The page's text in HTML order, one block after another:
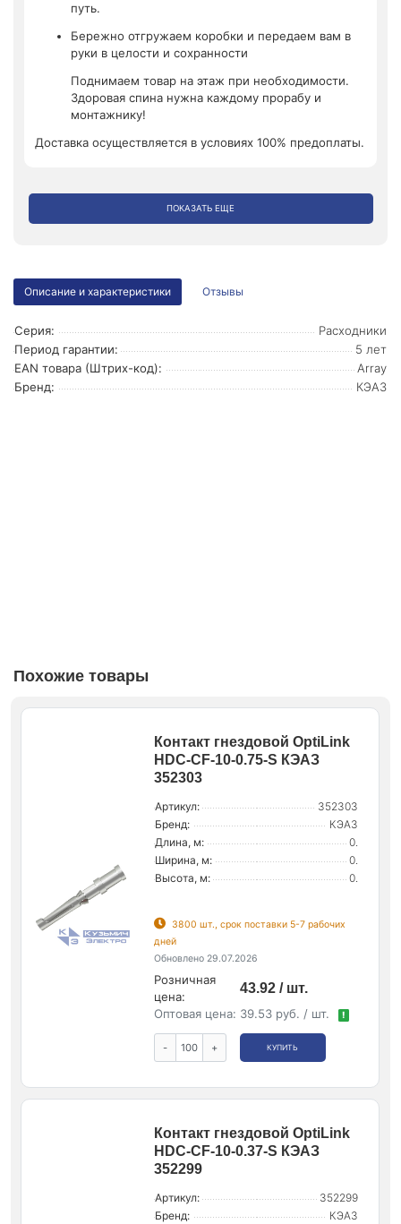
путь.
Бережно отгружаем коробки и передаем вам в
руки в целости и сохранности
Поднимаем товар на этаж при необходимости.
Здоровая спина нужна каждому прорабу и
монтажнику!
Доставка осуществляется в условиях 100% предоплаты.
ПОКАЗАТЬ ЕЩЕ
Описание и характеристики Отзывы
Серия:
Расходники
Период гарантии:
5 лет
EAN товара (Штрих-код):
Array
Бренд:
КЭАЗ
Похожие товары
Контакт гнездовой OptiLink
HDC-CF-10-0.75-S КЭАЗ
352303
Артикул:
352303
Бренд:
КЭАЗ
Длина, м:
0.
Ширина, м:
0.
Высота, м:
0.
3800 шт., срок поставки 5-7 рабочих
дней
Обновлено 29.07.2026
Розничная
цена:
43.92 / шт.
Оптовая цена: 39.53 руб. / шт. !
- + КУПИТЬ
Контакт гнездовой OptiLink
HDC-CF-10-0.37-S КЭАЗ
352299
Артикул:
352299
Бренд:
КЭАЗ